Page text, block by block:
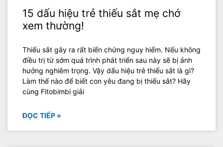
15 dấu hiệu trẻ thiếu sắt mẹ chớ
xem thường!
Thiếu sắt gây ra rất biến chứng nguy hiểm. Nếu không
điều trị từ sớm quá trình phát triển sau này sẽ bị ảnh
hưởng nghiêm trọng. Vậy dấu hiệu trẻ thiếu sắt là gì?
Làm thế nào để biết con yêu đang bị thiếu sắt? Hãy
cùng Fitobimbi giải
ĐỌC TIẾP »